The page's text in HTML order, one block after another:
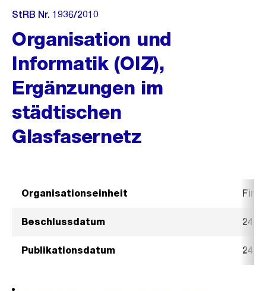
StRB Nr. 1936/2010
Organisation und
Informatik (OIZ),
Ergänzungen im
städtischen
Glasfasernetz
Organisationseinheit
Beschlussdatum 24.
Publikationsdatum 24.